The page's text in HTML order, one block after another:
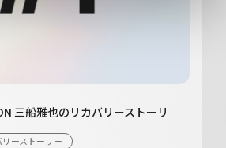
三船雅也のリカバリーストーリ
リーストーリー